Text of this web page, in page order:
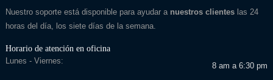
Nuestro soporte está disponible para ayudar a nuestros clienteslas 24
horas del día, los siete días de la semana.
Horario de atención en oficina
Lunes - Viernes:
8 am a 6:30 pm